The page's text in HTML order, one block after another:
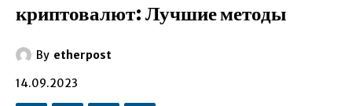
криптовалют: Лучшие методы
By etherpost
14.09.2023